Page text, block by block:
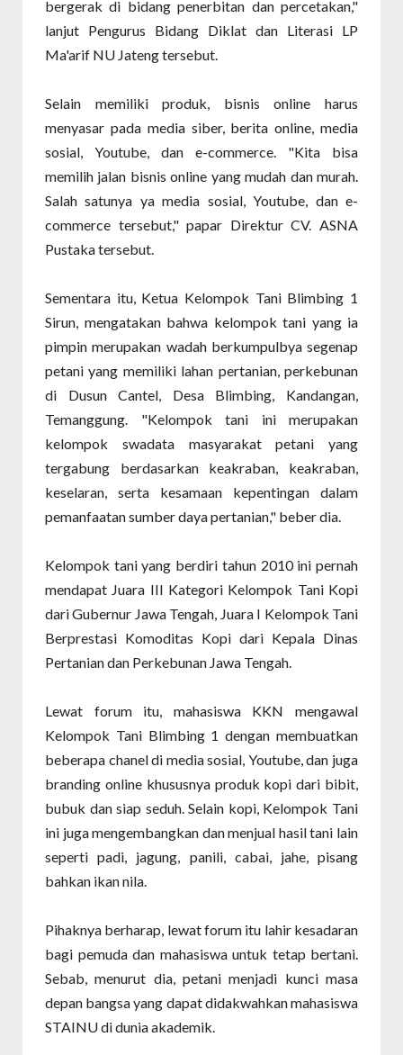
bergerak di bidang penerbitan dan percetakan,"
lanjut Pengurus Bidang Diklat dan Literasi LP
Ma'arif NU Jateng tersebut.
Selain memiliki produk, bisnis online harus
menyasar pada media siber, berita online, media
sosial, Youtube, dan e-commerce. "Kita bisa
memilih jalan bisnis online yang mudah dan murah.
Salah satunya ya media sosial, Youtube, dan e-
commerce tersebut," papar Direktur CV. ASNA
Pustaka tersebut.
Sementara itu, Ketua Kelompok Tani Blimbing 1
Sirun, mengatakan bahwa kelompok tani yang ia
pimpin merupakan wadah berkumpulbya segenap
petani yang memiliki lahan pertanian, perkebunan
di Dusun Cantel, Desa Blimbing, Kandangan,
Temanggung. "Kelompok tani ini merupakan
kelompok swadata masyarakat petani yang
tergabung berdasarkan keakraban, keakraban,
keselaran, serta kesamaan kepentingan dalam
pemanfaatan sumber daya pertanian," beber dia.
Kelompok tani yang berdiri tahun 2010 ini pernah
mendapat Juara III Kategori Kelompok Tani Kopi
dari Gubernur Jawa Tengah, Juara I Kelompok Tani
Berprestasi Komoditas Kopi dari Kepala Dinas
Pertanian dan Perkebunan Jawa Tengah.
Lewat forum itu, mahasiswa KKN mengawal
Kelompok Tani Blimbing 1 dengan membuatkan
beberapa chanel di media sosial, Youtube, dan juga
branding online khususnya produk kopi dari bibit,
bubuk dan siap seduh. Selain kopi, Kelompok Tani
ini juga mengembangkan dan menjual hasil tani lain
seperti padi, jagung, panili, cabai, jahe, pisang
bahkan ikan nila.
Pihaknya berharap, lewat forum itu lahir kesadaran
bagi pemuda dan mahasiswa untuk tetap bertani.
Sebab, menurut dia, petani menjadi kunci masa
depan bangsa yang dapat didakwahkan mahasiswa
STAINU di dunia akademik.